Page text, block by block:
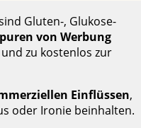
Gluten-, Glukose-
von Werbung
zu kostenlos zur
Einflüssen,
oder Ironie beinhalten.